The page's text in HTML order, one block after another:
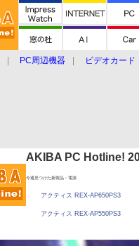
PC周辺機器
ビデオカード
AKIBA PC Hotline!
今週見つけた新製品：電源
アクティス REX-AP650PS3
アクティス REX-AP550PS3